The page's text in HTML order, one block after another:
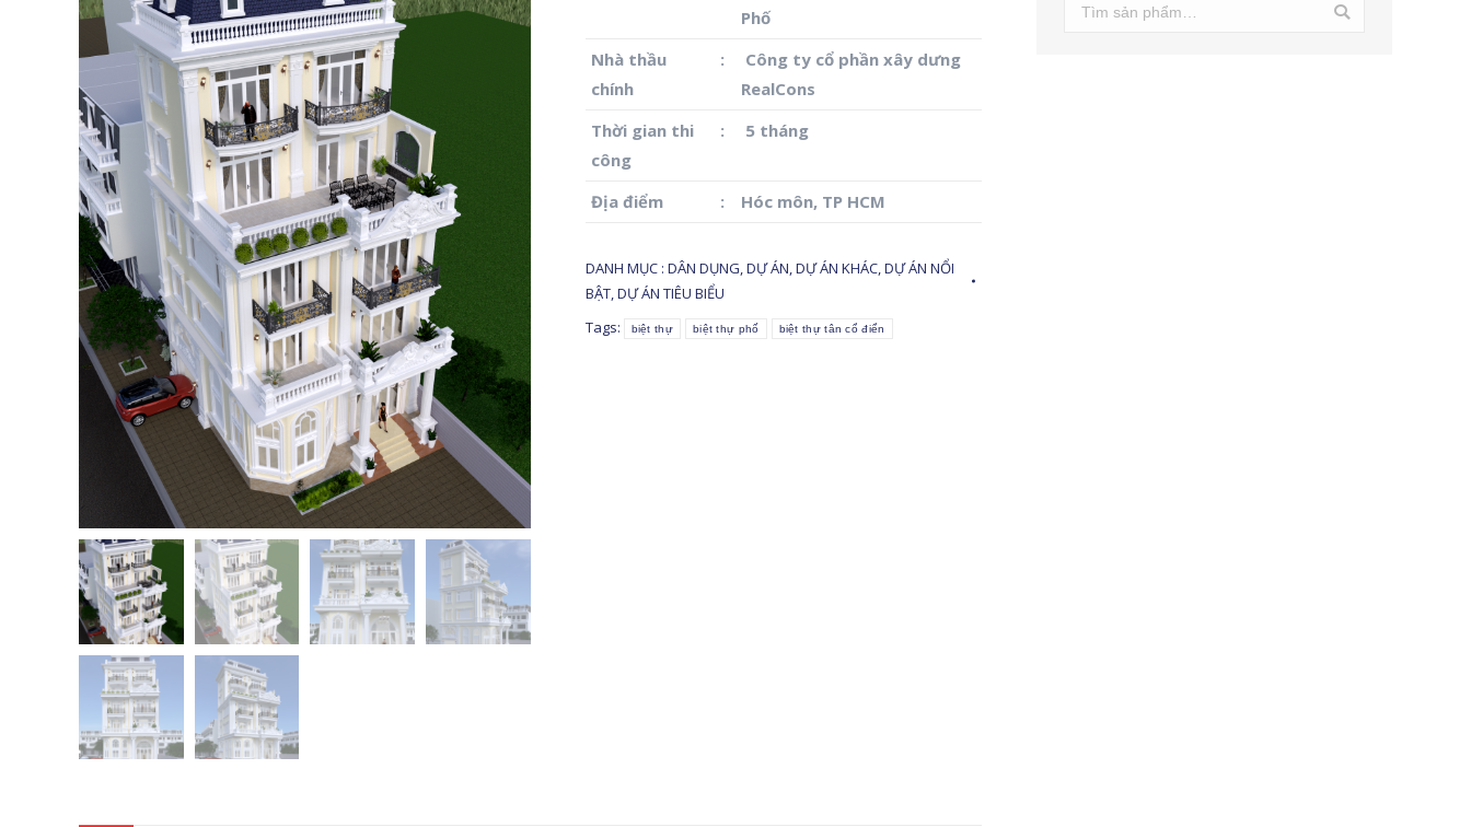
Phố
Nhà thầu
chính
:
Công ty cổ phần xây dưng
RealCons
Thời gian thi
công
: 5 tháng
Địa điểm : Hóc môn, TP HCM
DANH MỤC : DÂN DỤNG,DỰ ÁN,DỰ ÁN KHÁC,DỰ ÁN NỔI
BẬT,DỰ ÁN TIÊU BIỂU
Tags:
biệt thự biệt thự phố biệt thự tân cổ điển